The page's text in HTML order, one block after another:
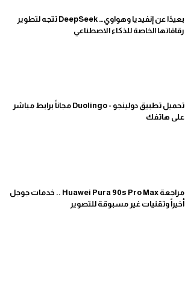
بعيدًا عن إنفيديا وهواوي… DeepSeek تتجه لتطوير
رقاقاتها الخاصة للذكاء الاصطناعي
تحميل تطبيق دولينجو - Duolingo مجاناً برابط مباشر
على هاتفك
مراجعة Huawei Pura 90s Pro Max .. خدمات جوجل
أخيراً وتقنيات غير مسبوقة للتصوير